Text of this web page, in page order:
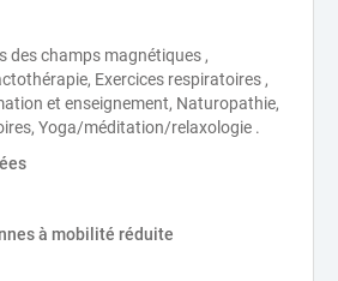
des champs magnétiques ,
Exercices respiratoires ,
et enseignement, Naturopathie,
Yoga/méditation/relaxologie .
à mobilité réduite